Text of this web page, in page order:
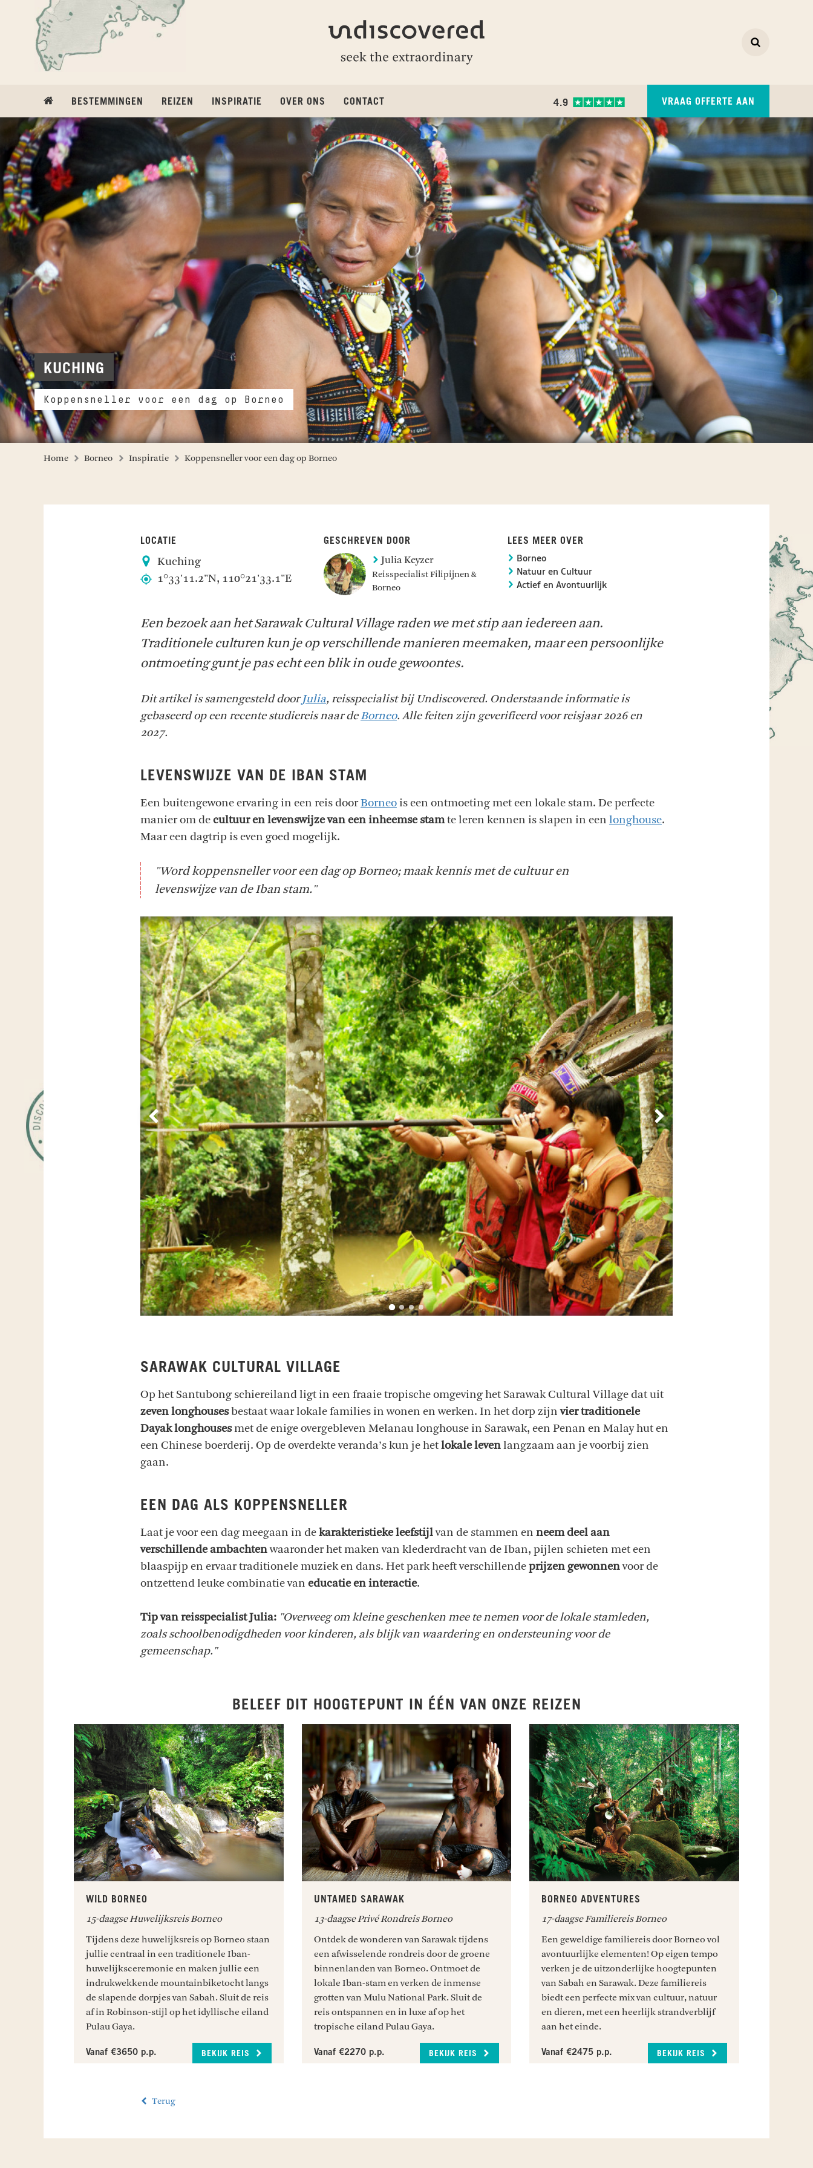
Ga naar inhoud
Undiscovered
Zoeken
BESTEMMINGEN REIZEN INSPIRATIE OVER ONS CONTACT 4.9 VRAAG OFFERTE AAN
KUCHING
Koppensneller voor een dag op Borneo
Home Borneo Inspiratie Koppensneller voor een dag op Borneo
LOCATIE
Kuching
1°33'11.2"N, 110°21'33.1"E
GESCHREVEN DOOR
Julia Keyzer
Reisspecialist Filipijnen &
Borneo
LEES MEER OVER
Borneo
Natuur en Cultuur
Actief en Avontuurlijk
Een bezoek aan het Sarawak Cultural Village raden we met stip aan iedereen aan.
Traditionele culturen kun je op verschillende manieren meemaken, maar een persoonlijke
ontmoeting gunt je pas echt een blik in oude gewoontes.
Dit artikel is samengesteld doorJulia, reisspecialist bij Undiscovered. Onderstaande informatie is
gebaseerd op een recente studiereis naar deBorneo. Alle feiten zijn geverifieerd voor reisjaar 2026 en
2027.
LEVENSWIJZE VAN DE IBAN STAM
Een buitengewone ervaring in een reis doorBorneo is een ontmoeting met een lokale stam. De perfecte
manier om decultuur en levenswijze van een inheemse stamte leren kennen is slapen in een longhouse.
Maar een dagtrip is even goed mogelijk.
"Word koppensneller voor een dag op Borneo; maak kennis met de cultuur en
levenswijze van de Iban stam."
Vorige Volgende
SARAWAK CULTURAL VILLAGE
Op het Santubong schiereiland ligt in een fraaie tropische omgeving het Sarawak Cultural Village dat uit
zeven longhousesbestaat waar lokale families in wonen en werken. In het dorp zijnvier traditionele
Dayak longhousesmet de enige overgebleven Melanau longhouse in Sarawak, een Penan en Malay hut en
een Chinese boerderij. Op de overdekte veranda’s kun je hetlokale levenlangzaam aan je voorbij zien
gaan.
EEN DAG ALS KOPPENSNELLER
Laat je voor een dag meegaan in dekarakteristieke leefstijlvan de stammen en neem deel aan
verschillende ambachtenwaaronder het maken van klederdracht van de Iban, pijlen schieten met een
blaaspijp en ervaar traditionele muziek en dans. Het park heeft verschillendeprijzen gewonnenvoor de
ontzettend leuke combinatie van educatie en interactie.
Tip van reisspecialist Julia: "Overweeg om kleine geschenken mee te nemen voor de lokale stamleden,
zoals schoolbenodigdheden voor kinderen, als blijk van waardering en ondersteuning voor de
gemeenschap."
BELEEF DIT HOOGTEPUNT IN ÉÉN VAN ONZE REIZEN
WILD BORNEO
15-daagse Huwelijksreis Borneo
Tijdens deze huwelijksreis op Borneo staan
jullie centraal in een traditionele Iban-
huwelijksceremonie en maken jullie een
indrukwekkende mountainbiketocht langs
de slapende dorpjes van Sabah. Sluit de reis
af in Robinson-stijl op het idyllische eiland
Pulau Gaya.
Vanaf €3650 p.p. BEKIJK REIS
UNTAMED SARAWAK
13-daagse Privé Rondreis Borneo
Ontdek de wonderen van Sarawak tijdens
een afwisselende rondreis door de groene
binnenlanden van Borneo. Ontmoet de
lokale Iban-stam en verken de inmense
grotten van Mulu National Park. Sluit de
reis ontspannen en in luxe af op het
tropische eiland Pulau Gaya.
Vanaf €2270 p.p. BEKIJK REIS
BORNEO ADVENTURES
17-daagse Familiereis Borneo
Een geweldige familiereis door Borneo vol
avontuurlijke elementen! Op eigen tempo
verken je de uitzonderlijke hoogtepunten
van Sabah en Sarawak. Deze familiereis
biedt een perfecte mix van cultuur, natuur
en dieren, met een heerlijk strandverblijf
aan het einde.
Vanaf €2475 p.p. BEKIJK REIS
Terug